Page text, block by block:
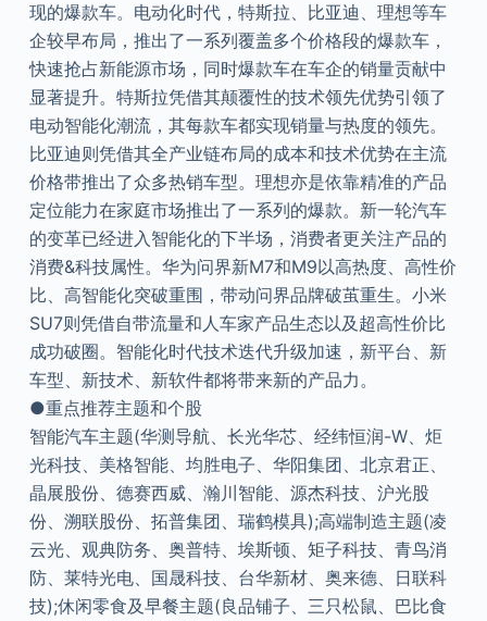
现的爆款车。电动化时代，特斯拉、比亚迪、理想等车
企较早布局，推出了一系列覆盖多个价格段的爆款车，
快速抢占新能源市场，同时爆款车在车企的销量贡献中
显著提升。特斯拉凭借其颠覆性的技术领先优势引领了
电动智能化潮流，其每款车都实现销量与热度的领先。
比亚迪则凭借其全产业链布局的成本和技术优势在主流
价格带推出了众多热销车型。理想亦是依靠精准的产品
定位能力在家庭市场推出了一系列的爆款。新一轮汽车
的变革已经进入智能化的下半场，消费者更关注产品的
消费&科技属性。华为问界新M7和M9以高热度、高性价
比、高智能化突破重围，带动问界品牌破茧重生。小米
SU7则凭借自带流量和人车家产品生态以及超高性价比
成功破圈。智能化时代技术迭代升级加速，新平台、新
车型、新技术、新软件都将带来新的产品力。
●重点推荐主题和个股
智能汽车主题(华测导航、长光华芯、经纬恒润-W、炬
光科技、美格智能、均胜电子、华阳集团、北京君正、
晶展股份、德赛西威、瀚川智能、源杰科技、沪光股
份、溯联股份、拓普集团、瑞鹤模具);高端制造主题(凌
云光、观典防务、奥普特、埃斯顿、矩子科技、青鸟消
防、莱特光电、国晟科技、台华新材、奥来德、日联科
技);休闲零食及早餐主题(良品铺子、三只松鼠、巴比食